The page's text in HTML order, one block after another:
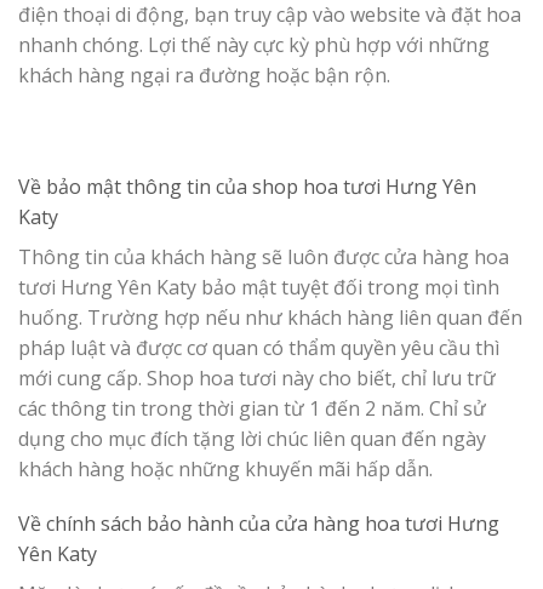
điện thoại di động, bạn truy cập vào website và đặt hoa
nhanh chóng. Lợi thế này cực kỳ phù hợp với những
khách hàng ngại ra đường hoặc bận rộn.
Về bảo mật thông tin của shop hoa tươi Hưng Yên
Katy
Thông tin của khách hàng sẽ luôn được cửa hàng hoa
tươi Hưng Yên Katy bảo mật tuyệt đối trong mọi tình
huống. Trường hợp nếu như khách hàng liên quan đến
pháp luật và được cơ quan có thẩm quyền yêu cầu thì
mới cung cấp. Shop hoa tươi này cho biết, chỉ lưu trữ
các thông tin trong thời gian từ 1 đến 2 năm. Chỉ sử
dụng cho mục đích tặng lời chúc liên quan đến ngày
khách hàng hoặc những khuyến mãi hấp dẫn.
Về chính sách bảo hành của cửa hàng hoa tươi Hưng
Yên Katy